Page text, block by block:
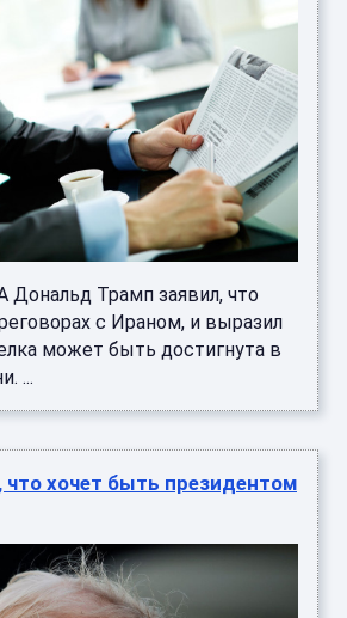
Трамп заявил, что
с Ираном, и выразил
может быть достигнута в
...
что хочет быть президентом